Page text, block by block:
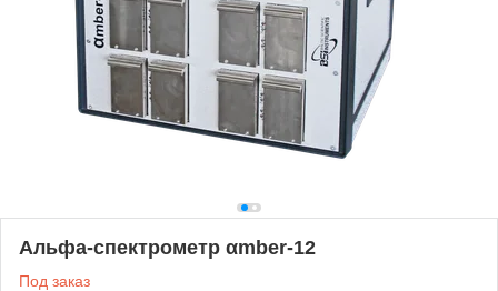
Альфа-спектрометр αmber-12
Под заказ